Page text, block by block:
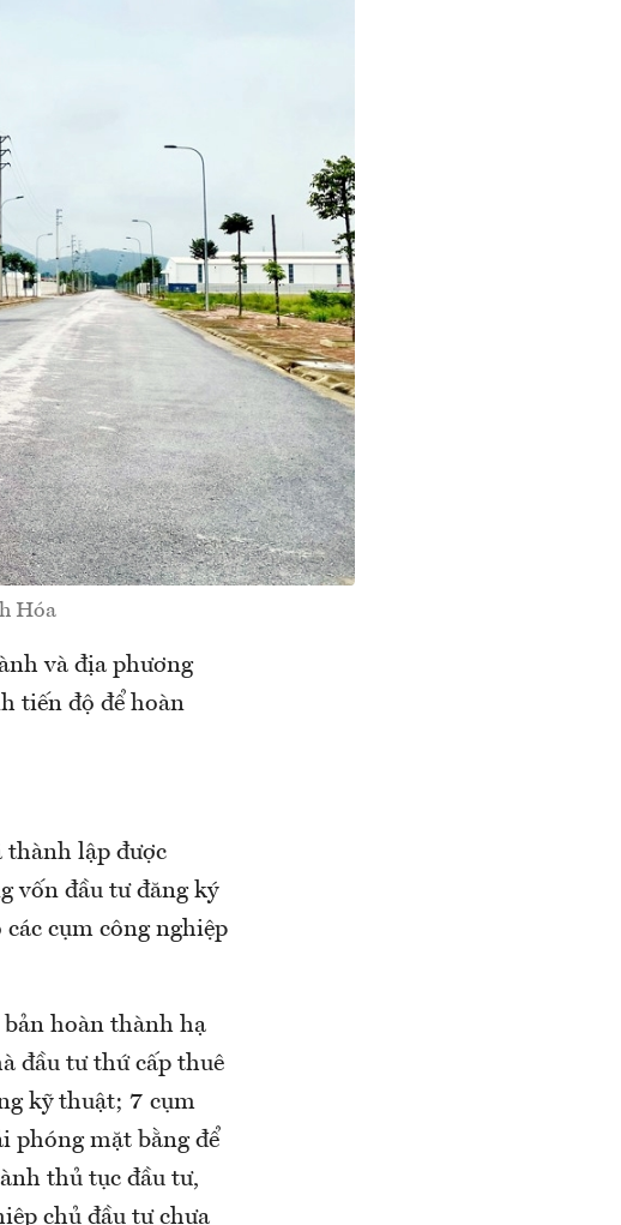
Hóa
và địa phương
tiến độ để hoàn
thành lập được
vốn đầu tư đăng ký
cụm công nghiệp
hoàn thành hạ
đầu tư thứ cấp thuê
kỹ thuật; 7 cụm
phóng mặt bằng để
thủ tục đầu tư,
chủ đầu tư chưa